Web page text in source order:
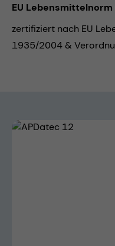
EU
zertifiziert nach EU
1935/2004 &
Bildergalerie